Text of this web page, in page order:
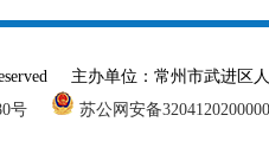
主办单位：常州市武进
号
苏公网安备